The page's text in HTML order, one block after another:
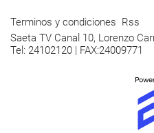
Terminos y condiciones Rss
Saeta TV Canal 10, Lorenzo
Tel: 24102120 | FAX:24009771